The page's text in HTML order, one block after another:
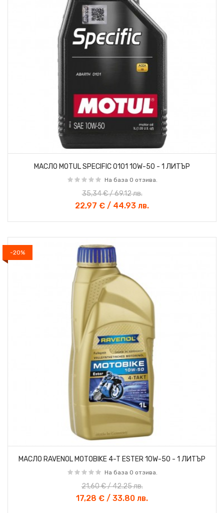
МАСЛО MOTUL SPECIFIC 0101 10W-50 - 1 ЛИТЪР
На база 0 отзива.
22,97 € / 44.93 лв.
35,34 € / 69.12 лв.
-20%
МАСЛО RAVENOL MOTOBIKE 4-T ESTER 10W-50 - 1 ЛИТЪР
На база 0 отзива.
17,28 € / 33.80 лв.
21,60 € / 42.25 лв.